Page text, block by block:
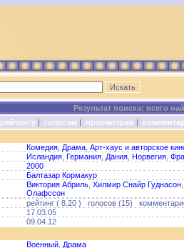
Результат поиска: всего
рейтингу | голосам | просмотрам |
Комедия Драма Арт-хаус и авторское
Исландия Германия Дания Норвегия
2000
Балтазар Кормакур
Виктория Абриль Хилмир Снайр Гуднасон
Олафссон
рейтинг ( 8.20 ) голосов (15)
17.03.05
09.04.12
Военный Драма